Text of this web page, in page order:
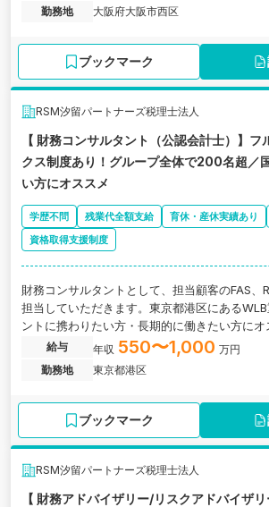
勤務地
大阪府大阪市西区
ブックマーク
RSM汐留パートナーズ税理士法人
【 財務コンサルタント（公認会計士）】フ
クス制度あり！グループ全体で200名超／
い方にオススメ
学歴不問 残業代全額支給 育休・産休実績あり
資格取得支援制度
財務コンサルタントとして、担当顧客のFAS、
担当していただきます。東京都港区にある
ントに携わりたい方・長期的に働きたい方にオ
の求人です。
給与 年収 550〜1,000 万円
勤務地
東京都港区
ブックマーク
RSM汐留パートナーズ税理士法人
【 財務アドバイザリー/リスクアドバイザ